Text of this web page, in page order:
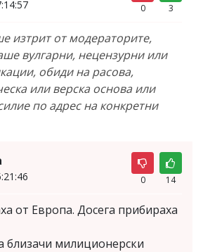
0 3
изтрит от модераторите,
вулгарни, нецензурни или
обиди на расова,
или верска основа или
по адрес на конкретни
0 14
от Европа. Досега прибираха
близачи милиционерски